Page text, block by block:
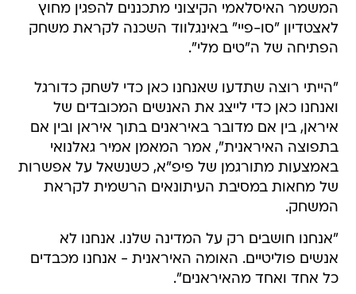
המשמר האיסלאמי הקיצוני מתכננים להפגין מחוץ
לאצטדיון "סו-פיי" באינגלווד השכנה לקראת משחק
הפתיחה של ה"טים מלי".
"הייתי רוצה שתדעו שאנחנו כאן כדי לשחק כדורגל
ואנחנו כאן כדי לייצג את האנשים המכובדים של
איראן, בין אם מדובר באיראנים בתוך איראן ובין אם
בתפוצה האיראנית", אמר המאמן אמיר גאלנואי
באמצעות מתורגמן של פיפ"א, כשנשאל על אפשרות
של מחאות במסיבת העיתונאים הרשמית לקראת
המשחק.
"אנחנו חושבים רק על המדינה שלנו. אנחנו לא
אנשים פוליטיים. האומה האיראנית - אנחנו מכבדים
כל אחד ואחד מהאיראנים".